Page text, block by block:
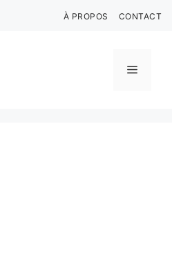
À PROPOS CONTACT
Menu